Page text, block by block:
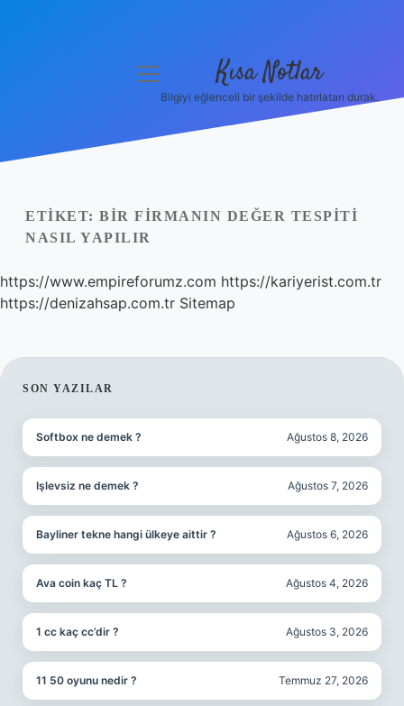
Yasal Uyarı
Hakkımızda
menüyü
Kısa Notlar
Bilgiyi eğlenceli bir şekilde hatırlatan durak.
ETIKET: BIR FIRMANIN DEĞER TESPITI
NASIL YAPILIR
https://www.empireforumz.com https://kariyerist.com.tr
https://denizahsap.com.tr Sitemap
SIDEBAR
SON YAZILAR
Softbox ne demek ? Ağustos 8, 2026
Işlevsiz ne demek ? Ağustos 7, 2026
Bayliner tekne hangi ülkeye aittir ? Ağustos 6, 2026
Ava coin kaç TL ? Ağustos 4, 2026
1 cc kaç cc’dir ? Ağustos 3, 2026
11 50 oyunu nedir ? Temmuz 27, 2026